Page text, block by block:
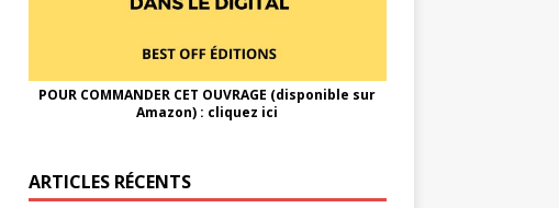
POUR COMMANDER CET OUVRAGE (disponible sur
Amazon) : cliquez ici
ARTICLES RÉCENTS